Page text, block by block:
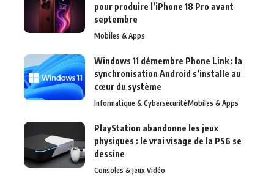
pour produire l’iPhone 18 Pro avant
septembre
Mobiles & Apps
Windows 11 démembre Phone Link : la
synchronisation Android s’installe au
cœur du système
Informatique & CybersécuritéMobiles & Apps
PlayStation abandonne les jeux
physiques : le vrai visage de la PS6 se
dessine
Consoles & Jeux Vidéo